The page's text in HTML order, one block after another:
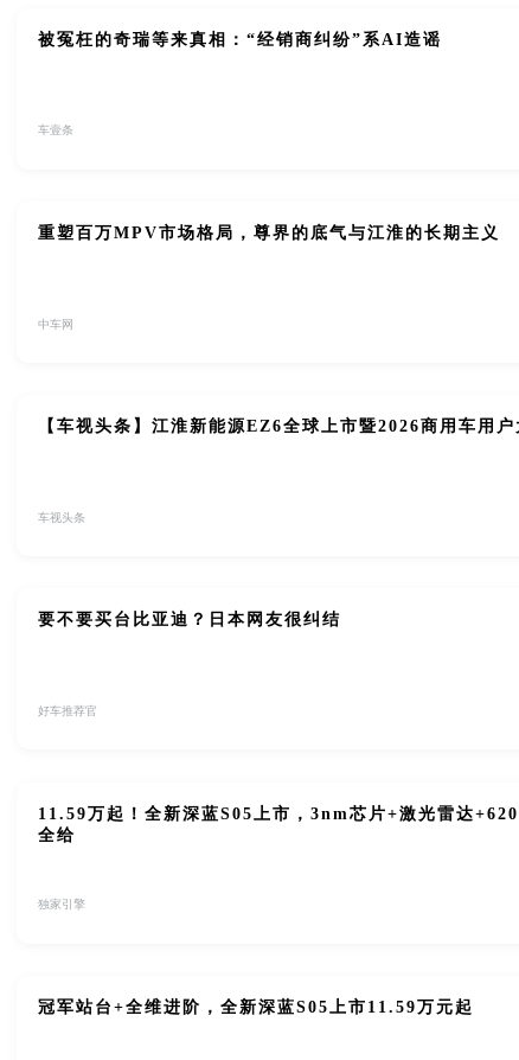
被冤枉的奇瑞等来真相：“经销商纠纷”系AI造谣
车壹条
重塑百万MPV市场格局，尊界的底气与江淮的长期主义
中车网
【车视头条】江淮新能源EZ6全球上市暨2026商用车用
车视头条
要不要买台比亚迪？日本网友很纠结
好车推荐官
11.59万起！全新深蓝S05上市，3nm芯片+激光雷达
全给
独家引擎
冠军站台+全维进阶，全新深蓝S05上市11.59万元起